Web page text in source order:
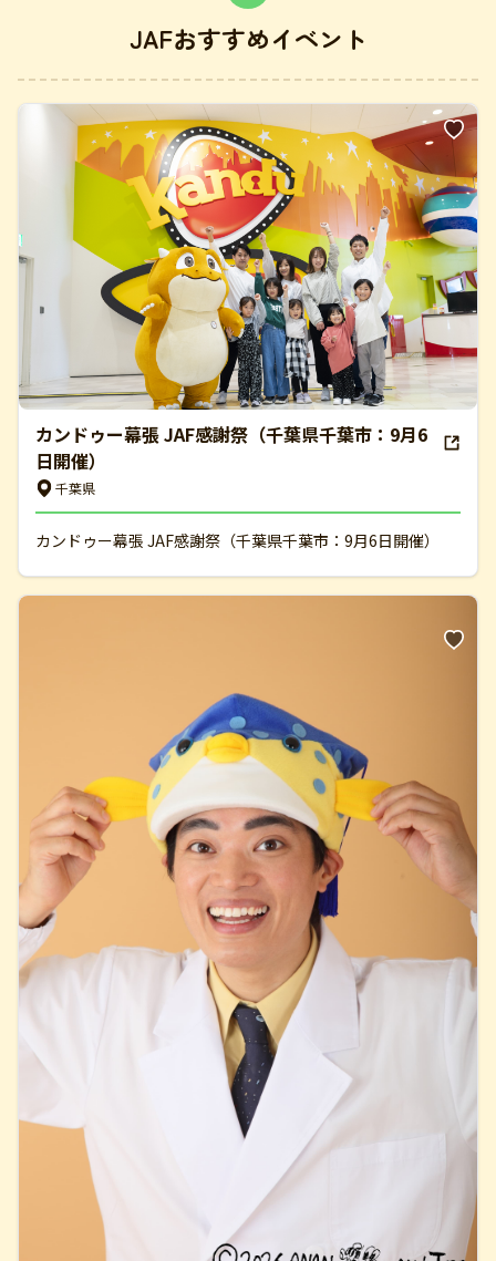
JAFおすすめイベント
カンドゥー幕張 JAF感謝祭（千葉県千葉市：9月6
日開催）
千葉県
カンドゥー幕張 JAF感謝祭（千葉県千葉市：9月6日開催）